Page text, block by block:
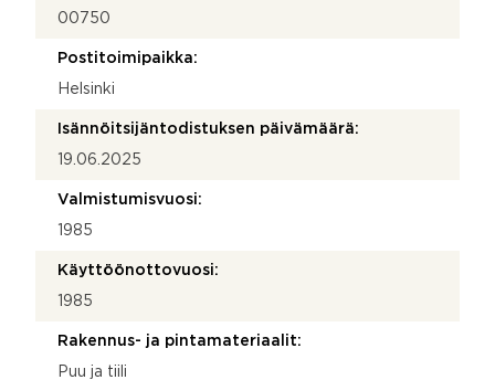
00750
Postitoimipaikka:
Helsinki
Isännöitsijäntodistuksen päivämäärä:
19.06.2025
Valmistumisvuosi:
1985
Käyttöönottovuosi:
1985
Rakennus- ja pintamateriaalit:
Puu ja tiili